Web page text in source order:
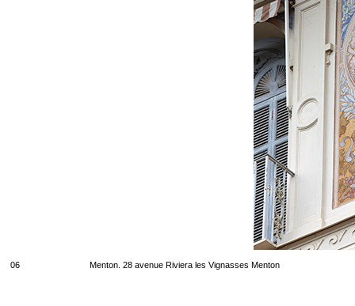
06 Menton. 28 avenue Riviera les Vignasses Menton